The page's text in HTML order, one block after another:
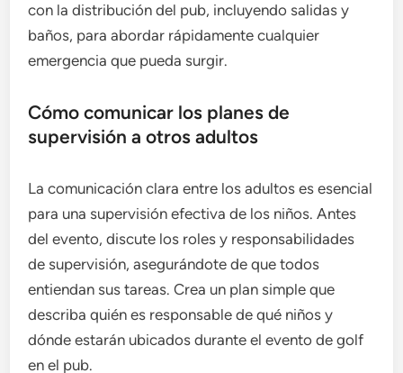
con la distribución del pub, incluyendo salidas y
baños, para abordar rápidamente cualquier
emergencia que pueda surgir.
Cómo comunicar los planes de
supervisión a otros adultos
La comunicación clara entre los adultos es esencial
para una supervisión efectiva de los niños. Antes
del evento, discute los roles y responsabilidades
de supervisión, asegurándote de que todos
entiendan sus tareas. Crea un plan simple que
describa quién es responsable de qué niños y
dónde estarán ubicados durante el evento de golf
en el pub.